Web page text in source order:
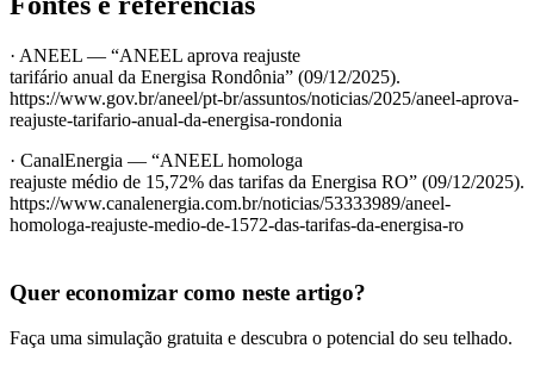
· ANEEL — “ANEEL aprova reajuste
tarifário anual da Energisa Rondônia” (09/12/2025).
https://www.gov.br/aneel/pt-br/assuntos/noticias/2025/aneel-aprova-
reajuste-tarifario-anual-da-energisa-rondonia
· CanalEnergia — “ANEEL homologa
reajuste médio de 15,72% das tarifas da Energisa RO” (09/12/2025).
https://www.canalenergia.com.br/noticias/53333989/aneel-
homologa-reajuste-medio-de-1572-das-tarifas-da-energisa-ro
Quer economizar como neste artigo?
Faça uma simulação gratuita e descubra o potencial do seu telhado.